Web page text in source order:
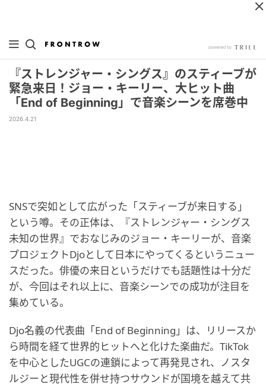
『ストレンジャー・シングス』のスティーブが
緊急来日！ジョー・キーリー、大ヒット曲
「End of Beginning」で音楽シーンを席巻中
2026.4.21
SNSで突如として広がった「スティーブが来日する」
という噂。その正体は、『ストレンジャー・シングス
未知の世界』でおなじみのジョー・キーリーが、音楽
プロジェクトDjoとして日本にやってくるというニュー
スだった。俳優の来日というだけでも話題性は十分だ
が、今回はそれ以上に、音楽シーンでの成功が注目を
集めている。
Djo名義の代表曲「End of Beginning」は、リリースか
ら時間を経て世界的ヒットへと化けた楽曲だ。TikTok
を中心としたUGCの連鎖によって再発見され、ノスタ
ルジーと現代性を併せ持つサウンドが国境を越えて共